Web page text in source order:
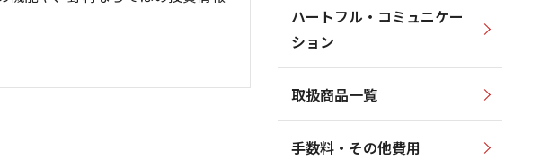
ハートフル・コミュニケー
ション
取扱商品一覧
手数料・その他費用